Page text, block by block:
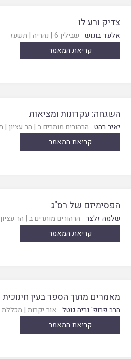
צדיק ורע לו
אלעד בוגוש שבילין 6 | נהריה | תשעז
קריאת המאמר
השגחה: עקרונות ומציאות
יאיר רהט הרהורים מותרים ב | הר עציון |
קריאת המאמר
הפסימיזם של רס"ג
שלמה זלצר הרהורים מותרים ב | הר עציון
קריאת המאמר
מאמרים מתוך הספר בעין חינוכית
הרב פרופ' נריה גוטל אור יקרות | מכללת
קריאת המאמר